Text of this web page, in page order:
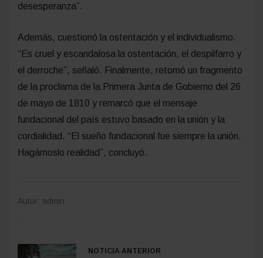
desesperanza”.
Además, cuestionó la ostentación y el individualismo.
“Es cruel y escandalosa la ostentación, el despilfarro y
el derroche”, señaló. Finalmente, retomó un fragmento
de la proclama de la Primera Junta de Gobierno del 26
de mayo de 1810 y remarcó que el mensaje
fundacional del país estuvo basado en la unión y la
cordialidad. “El sueño fundacional fue siempre la unión.
Hagámoslo realidad”, concluyó.
Autor: admin
NOTICIA ANTERIOR